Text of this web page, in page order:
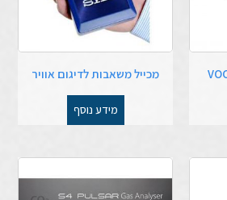
מכייל משאבות לדיגום אוויר
מידע נוסף